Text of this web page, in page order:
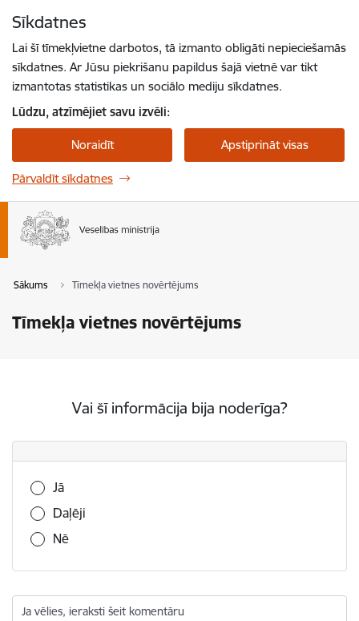
Sīkdatnes
Lai šī tīmekļvietne darbotos, tā izmanto obligāti nepieciešamās
sīkdatnes. Ar Jūsu piekrišanu papildus šajā vietnē var tikt
izmantotas statistikas un sociālo mediju sīkdatnes.
Lūdzu, atzīmējiet savu izvēli:
Noraidīt Apstiprināt visas
Pārvaldīt sīkdatnes
Sākums Tīmekļa vietnes novērtējums
Tīmekļa vietnes novērtējums
Vai šī informācija bija noderīga?
Vai šī informācija bija noderīga?
Jā
Daļēji
Nē
Ja vēlies, ieraksti šeit komentāru